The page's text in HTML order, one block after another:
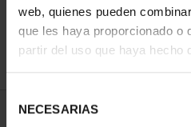
web, quienes pueden
que les haya proporcionado o
partir del uso que haya hecho
NECESARIAS
1 Productos encontrados